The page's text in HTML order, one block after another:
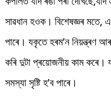
সাৱধান হওক। বিশেষজ্ঞৰ মতে,
পাৰে। যকৃতে হৰম’ন নিয়ন্ত্ৰণ
কৰি দুটা প্ৰয়োজনীয় কাম কৰে।
সমস্যা সৃষ্টি হ’ব পাৰে।